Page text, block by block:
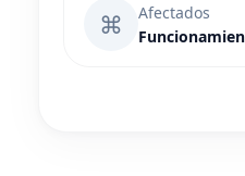
⌘
Afectados